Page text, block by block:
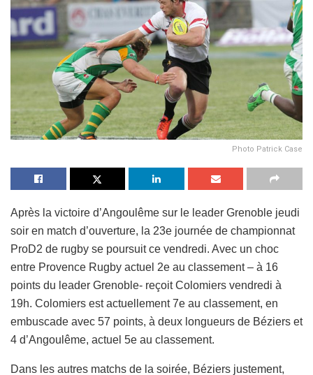
Photo Patrick Case
Après la victoire d’Angoulême sur le leader Grenoble jeudi
soir en match d’ouverture, la 23e journée de championnat
ProD2 de rugby se poursuit ce vendredi. Avec un choc
entre Provence Rugby actuel 2e au classement – à 16
points du leader Grenoble- reçoit Colomiers vendredi à
19h. Colomiers est actuellement 7e au classement, en
embuscade avec 57 points, à deux longueurs de Béziers et
4 d’Angoulême, actuel 5e au classement.
Dans les autres matchs de la soirée, Béziers justement,